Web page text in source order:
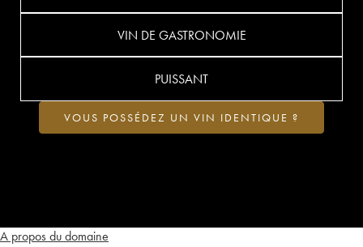
A propos du domaine
VIN DE GASTRONOMIE
PUISSANT
VOUS POSSÉDEZ UN VIN IDENTIQUE ?